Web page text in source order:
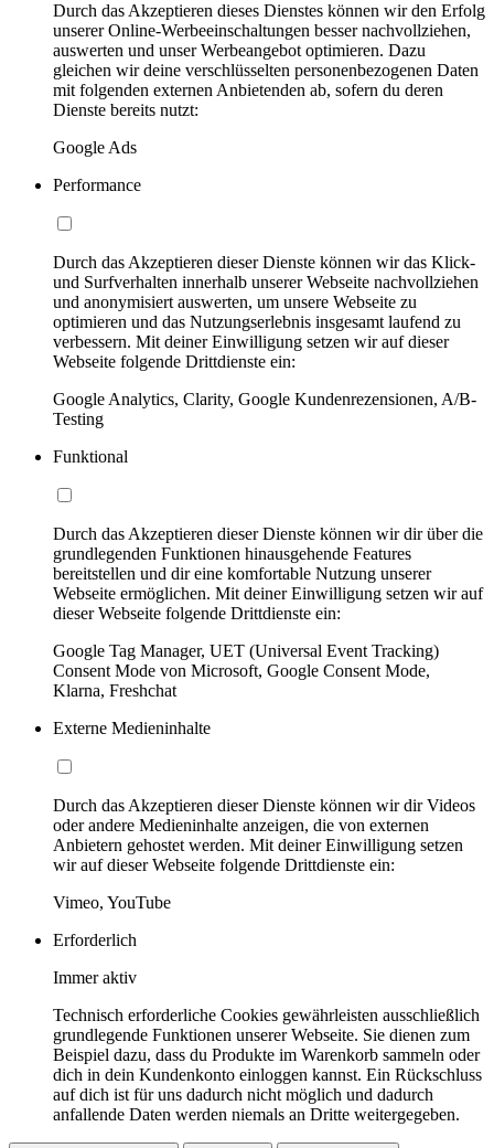
Durch das Akzeptieren dieses Dienstes können wir den Erfolg
unserer Online-Werbeeinschaltungen besser nachvollziehen,
auswerten und unser Werbeangebot optimieren. Dazu
gleichen wir deine verschlüsselten personenbezogenen Daten
mit folgenden externen Anbietenden ab, sofern du deren
Dienste bereits nutzt:
Google Ads
Performance
Durch das Akzeptieren dieser Dienste können wir das Klick-
und Surfverhalten innerhalb unserer Webseite nachvollziehen
und anonymisiert auswerten, um unsere Webseite zu
optimieren und das Nutzungserlebnis insgesamt laufend zu
verbessern. Mit deiner Einwilligung setzen wir auf dieser
Webseite folgende Drittdienste ein:
Google Analytics, Clarity, Google Kundenrezensionen, A/B-
Testing
Funktional
Durch das Akzeptieren dieser Dienste können wir dir über die
grundlegenden Funktionen hinausgehende Features
bereitstellen und dir eine komfortable Nutzung unserer
Webseite ermöglichen. Mit deiner Einwilligung setzen wir auf
dieser Webseite folgende Drittdienste ein:
Google Tag Manager, UET (Universal Event Tracking)
Consent Mode von Microsoft, Google Consent Mode,
Klarna, Freshchat
Externe Medieninhalte
Durch das Akzeptieren dieser Dienste können wir dir Videos
oder andere Medieninhalte anzeigen, die von externen
Anbietern gehostet werden. Mit deiner Einwilligung setzen
wir auf dieser Webseite folgende Drittdienste ein:
Vimeo, YouTube
Erforderlich
Immer aktiv
Technisch erforderliche Cookies gewährleisten ausschließlich
grundlegende Funktionen unserer Webseite. Sie dienen zum
Beispiel dazu, dass du Produkte im Warenkorb sammeln oder
dich in dein Kundenkonto einloggen kannst. Ein Rückschluss
auf dich ist für uns dadurch nicht möglich und dadurch
anfallende Daten werden niemals an Dritte weitergegeben.